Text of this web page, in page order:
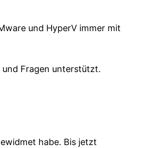
und HyperV immer mit
Fragen unterstützt.
habe. Bis jetzt